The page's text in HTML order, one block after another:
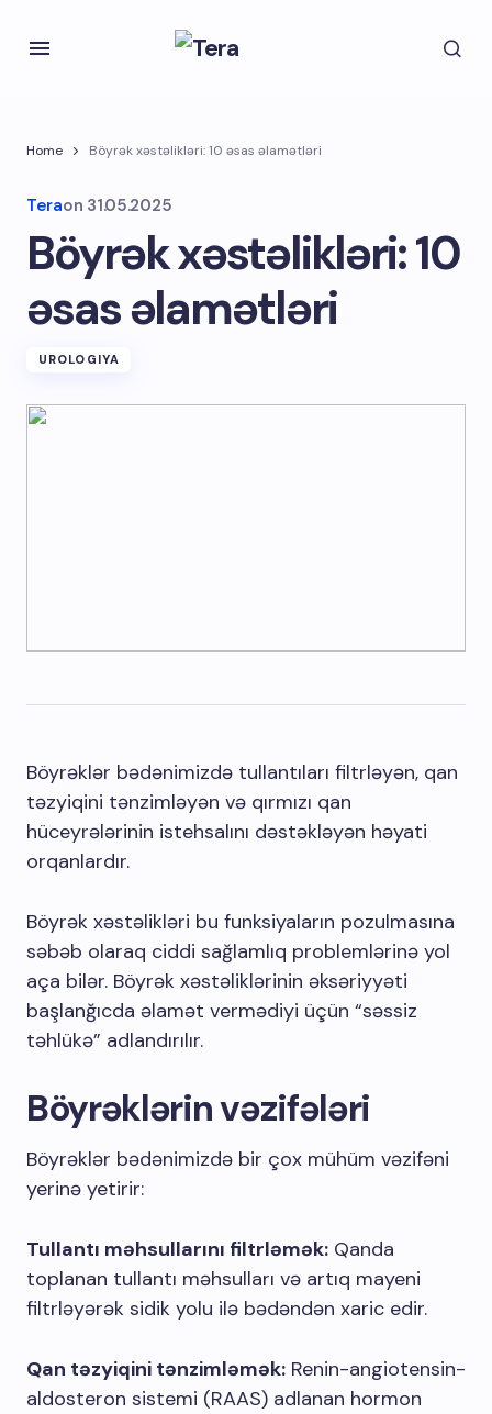
Home Böyrək xəstəlikləri: 10 əsas əlamətləri
Teraon 31.05.2025
Böyrək xəstəlikləri: 10
əsas əlamətləri
UROLOGIYA
Böyrəklər bədənimizdə tullantıları filtrləyən, qan
təzyiqini tənzimləyən və qırmızı qan
hüceyrələrinin istehsalını dəstəkləyən həyati
orqanlardır.
Böyrək xəstəlikləri bu funksiyaların pozulmasına
səbəb olaraq ciddi sağlamlıq problemlərinə yol
aça bilər. Böyrək xəstəliklərinin əksəriyyəti
başlanğıcda əlamət vermədiyi üçün “səssiz
təhlükə” adlandırılır.
Böyrəklərin vəzifələri
Böyrəklər bədənimizdə bir çox mühüm vəzifəni
yerinə yetirir:
Tullantı məhsullarını filtrləmək: Qanda
toplanan tullantı məhsulları və artıq mayeni
filtrləyərək sidik yolu ilə bədəndən xaric edir.
Qan təzyiqini tənzimləmək: Renin-angiotensin-
aldosteron sistemi (RAAS) adlanan hormon